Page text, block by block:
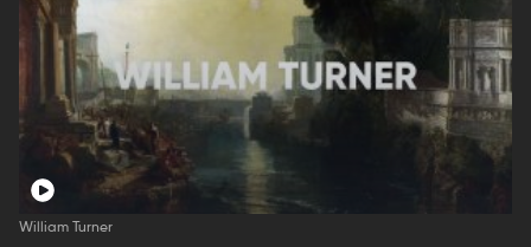
William Turner